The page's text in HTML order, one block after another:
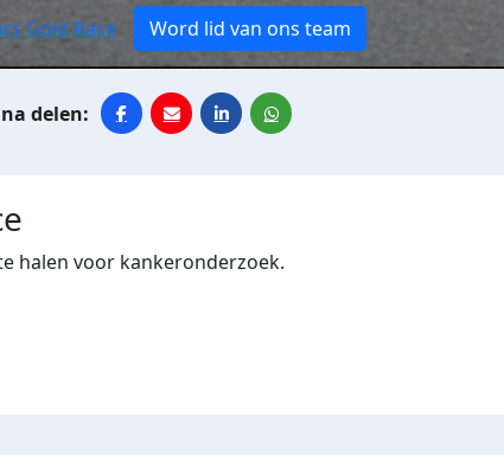
Gold Race Word lid van ons team
halen voor kankeronderzoek.